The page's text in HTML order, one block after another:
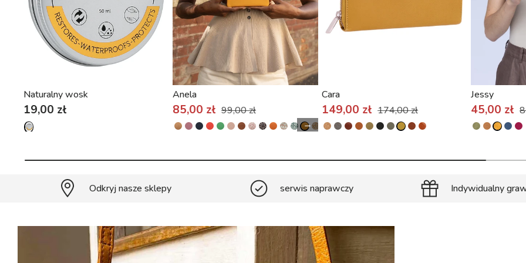
Naturalny wosk
19,00 zł
Anela
85,00 zł 99,00 zł
→
Cara
149,00 zł 174,00 zł
Jessy
45,00 zł
Odkryj nasze sklepy serwis naprawczy Indywidualny